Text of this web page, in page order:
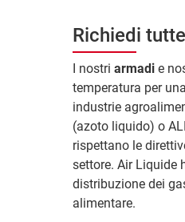
Richiedi
I nostri armadi e
temperatura per
industrie
(azoto liquido) o
rispettano le
settore. Air Liquide
distribuzione dei
alimentare.